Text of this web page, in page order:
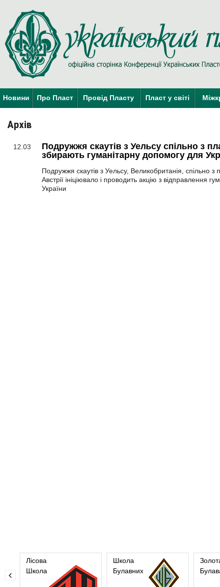
Новини Про Пласт Провід Пласту Пласт у світі
Архів
12.03
Подружжя скаутів з Уельсу спільно з
збирають гуманітарну допомогу для
Подружжя скаутів з Уельсу, Великобританія, спільно з
Австрії ініціювало і проводить акцію з відправлення
України
Лісова
Школа
Школа
Булавних
‹